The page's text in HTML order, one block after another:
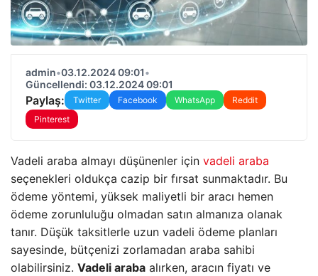
admin•03.12.2024 09:01•
Güncellendi: 03.12.2024 09:01
Paylaş: Twitter Facebook WhatsApp
Reddit
Pinterest
Vadeli araba almayı düşünenler için vadeli araba
seçenekleri oldukça cazip bir fırsat sunmaktadır. Bu
ödeme yöntemi, yüksek maliyetli bir aracı hemen
ödeme zorunluluğu olmadan satın almanıza olanak
tanır. Düşük taksitlerle uzun vadeli ödeme planları
sayesinde, bütçenizi zorlamadan araba sahibi
olabilirsiniz. Vadeli araba alırken, aracın fiyatı ve